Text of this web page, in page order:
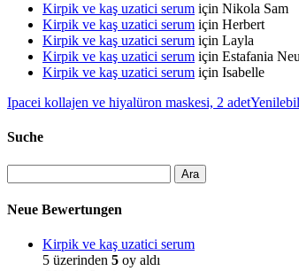
Kirpik ve kaş uzatici serum için Nikola Sam
Kirpik ve kaş uzatici serum için Herbert
Kirpik ve kaş uzatici serum için Layla
Kirpik ve kaş uzatici serum için Estafania
Kirpik ve kaş uzatici serum için Isabelle
Ipacei kollajen ve hiyalüron maskesi, 2 adet
Suche
Neue Bewertungen
Kirpik ve kaş uzatici serum
5 üzerinden 5 oy aldı